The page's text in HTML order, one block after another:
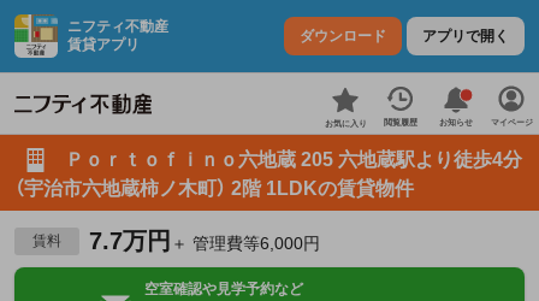
ニフティ不動産
賃貸アプリ
ダウンロード アプリで開く
お気に入り 閲覧履歴 お知らせ マイページ
Ｐｏｒｔｏｆｉｎｏ六地蔵 205 六地蔵駅より徒歩4分
（宇治市六地蔵柿ノ木町） 2階 1LDKの賃貸物件
賃料 7.7万円 ＋ 管理費等6,000円
空室確認や見学予約など